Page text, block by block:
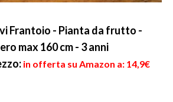
Frantoio - Pianta da frutto -
max 160 cm - 3 anni
in offerta su Amazon a: 14,9€